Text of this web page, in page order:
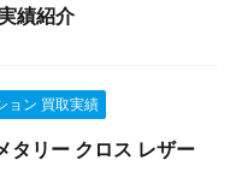
績紹介
ョン 買取実績
タリー クロス レザー